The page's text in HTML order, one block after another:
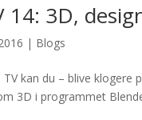
14: 3D,
| Blogs
kan du – blive
3D i programmet Blender